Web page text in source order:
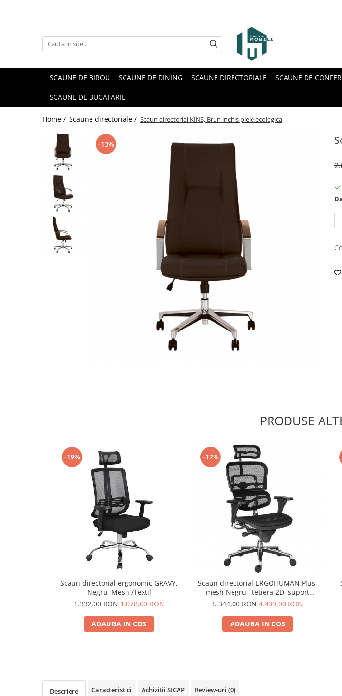
SCAUNE DE BIROU SCAUNE DE DINING SCAUNE DIRECTORIALE SCAUNE DE
SCAUNE DE BUCATARIE
Home / Scaune directoriale / Scaun directorial KINS, Brun inchis piele ecologica
-13%
PRODUSE
-19%
Scaun directorial ergonomic GRAVY,
Negru, Mesh /Textil
1.332,00 RON1.078,00 RON
ADAUGA IN COS
-17%
Scaun directorial ERGOHUMAN Plus,
mesh Negru , tetiera 2D, suport
lombar, brate reglabile 3D
5.344,00 RON4.439,00 RON
ADAUGA IN COS
Descriere Caracteristici Achizitii SICAP Review-uri (0)